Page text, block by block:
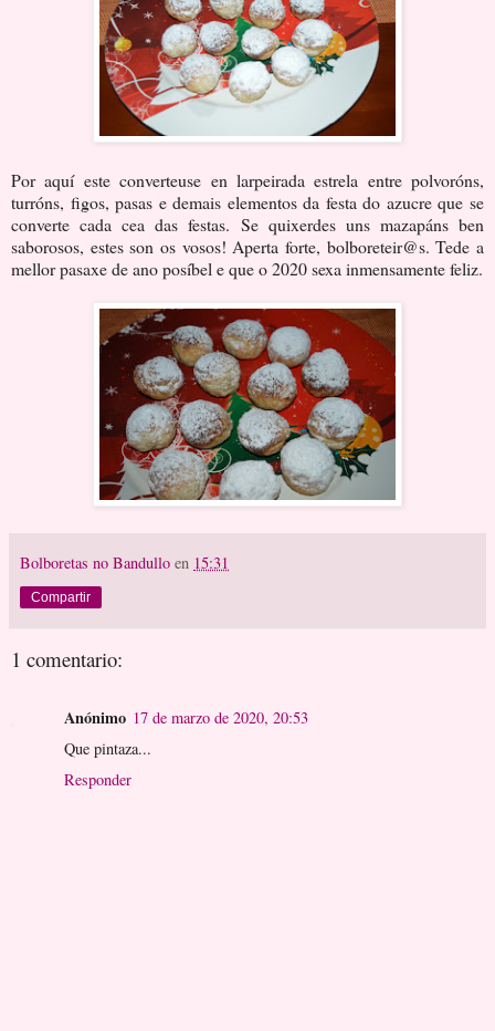
Por aquí este converteuse en larpeirada estrela entre polvoróns,
turróns, figos, pasas e demais elementos da festa do azucre que se
converte cada cea das festas. Se quixerdes uns mazapáns ben
saborosos, estes son os vosos! Aperta forte, bolboreteir@s. Tede a
mellor pasaxe de ano posíbel e que o 2020 sexa inmensamente feliz.
Bolboretas no Bandullo en 15:31
Compartir
1 comentario:
Anónimo 17 de marzo de 2020, 20:53
Que pintaza...
Responder